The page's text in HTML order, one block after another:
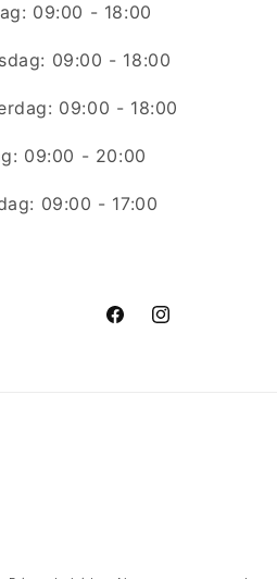
09:00 - 18:00
09:00 - 18:00
09:00 - 18:00
09:00 - 20:00
09:00 - 17:00
FacebookInstagram